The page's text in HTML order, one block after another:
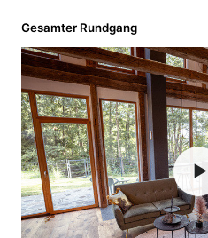
Gesamter Rundgang
▶